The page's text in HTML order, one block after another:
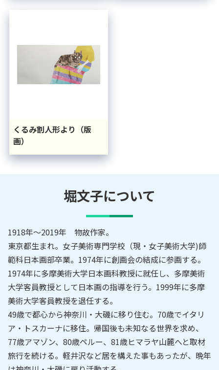
くるみ割人形より（版
画）
堀文子について
1918年～2019年 物故作家。
東京都生まれ。女子美術専門学校（現・女子美術大学)師
範科日本画部卒業。1974年に創画会の結成に参画する。
1974年に多摩美術大学日本画科教授に就任し、多摩美術
大学客員教授として日本画の指導を行う。1999年に多摩
美術大学客員教授を退任する。
49歳で都心から神奈川・大磯に移り住む。70歳でイタリ
ア・トスカーナに移住。帰国後も未知なる世界を求め、
77歳アマゾン、80歳ペルー、81歳ヒマラヤ山麓へと取材
旅行を続ける。軽井沢など居を構えた事もあったが、晩年